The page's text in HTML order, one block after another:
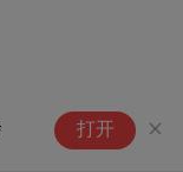
“
打开